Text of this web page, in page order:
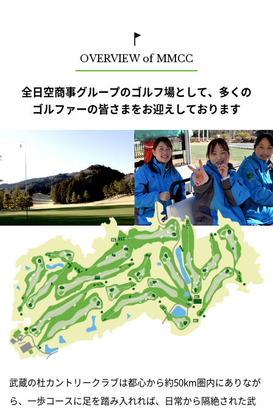
OVERVIEW of MMCC
全日空商事グループのゴルフ場として、多くの
ゴルファーの皆さまをお迎えしております
武蔵の杜カントリークラブは都心から約50km圏内にありなが
ら、一歩コースに足を踏み入れれば、日常から隔絶された武